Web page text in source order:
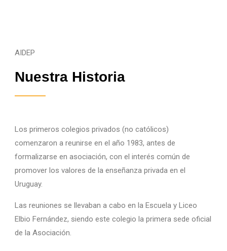
AIDEP
Nuestra Historia
Los primeros colegios privados (no católicos)
comenzaron a reunirse en el año 1983, antes de
formalizarse en asociación, con el interés común de
promover los valores de la enseñanza privada en el
Uruguay.
Las reuniones se llevaban a cabo en la Escuela y Liceo
Elbio Fernández, siendo este colegio la primera sede oficial
de la Asociación.